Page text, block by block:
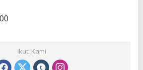
Ikuti Kami